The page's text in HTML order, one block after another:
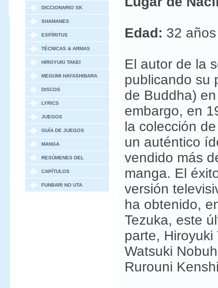
DICCIONARIO SK
SHAMANES
ESPÍRITUS
TÉCNICAS & ARMAS
HIROYUKI TAKEI
MEGUMI HAYASHIBARA
DISCOS
LYRICS
JUEGOS
GUÍA DE JUEGOS
MANGA
RESÚMENES DEL
MANGA
CAPÍTULOS
ESPECIALES / OVAS
FUNBARI NO UTA
Edad: 32 años
El autor de la
publicando su
de Buddha)
embargo, en
la colección
un auténtico
vendido más
manga. El
versión
ha obtenido,
Tezuka, este
parte,
Watsuki
Rurouni